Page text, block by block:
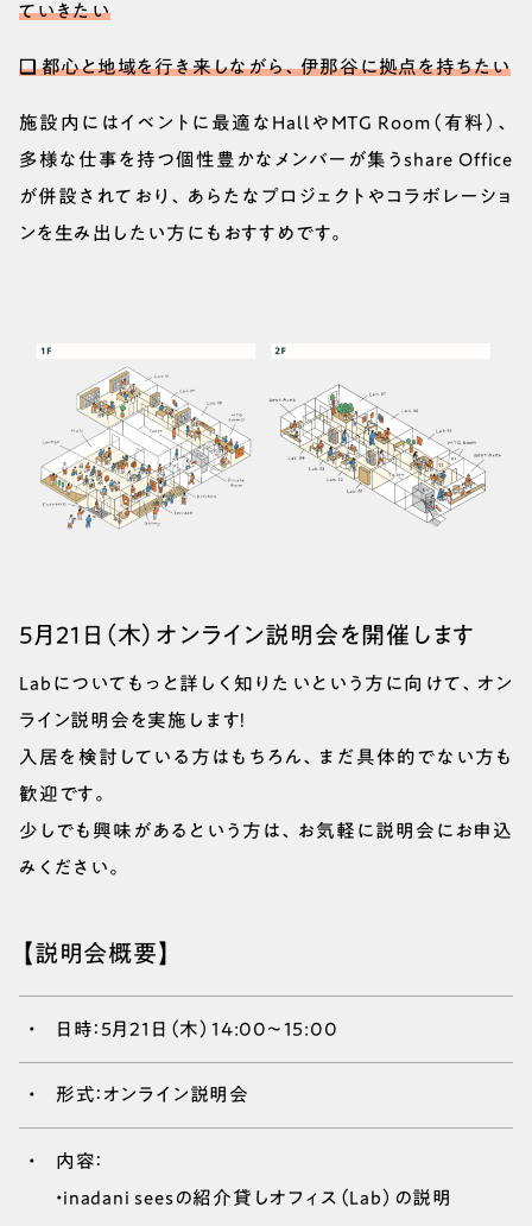
ていきたい
❑ 都心と地域を行き来しながら、伊那谷に拠点を持ちたい
施設内にはイベントに最適なHallやMTG Room（有料）、
多様な仕事を持つ個性豊かなメンバーが集うshare Office
が併設されており、あらたなプロジェクトやコラボレーショ
ンを生み出したい方にもおすすめです。
5月21日（木）オンライン説明会を開催します
Labについてもっと詳しく知りたいという方に向けて、オン
ライン説明会を実施します！
入居を検討している方はもちろん、まだ具体的でない方も
歓迎です。
少しでも興味があるという方は、お気軽に説明会にお申込
みください。
【説明会概要】
日時：5月21日（木）14:00～15:00
形式：オンライン説明会
内容：
・inadani seesの紹介貸しオフィス（Lab）の説明